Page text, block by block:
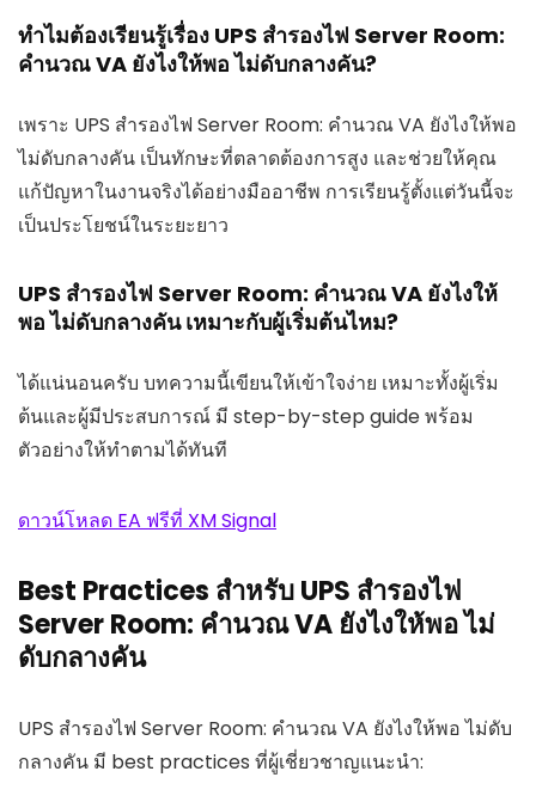
ทำไมต้องเรียนรู้เรื่อง UPS สำรองไฟ Server Room:
คำนวณ VA ยังไงให้พอ ไม่ดับกลางคัน?
เพราะ UPS สำรองไฟ Server Room: คำนวณ VA ยังไงให้พอ
ไม่ดับกลางคัน เป็นทักษะที่ตลาดต้องการสูง และช่วยให้คุณ
แก้ปัญหาในงานจริงได้อย่างมืออาชีพ การเรียนรู้ตั้งแต่วันนี้จะ
เป็นประโยชน์ในระยะยาว
UPS สำรองไฟ Server Room: คำนวณ VA ยังไงให้
พอ ไม่ดับกลางคัน เหมาะกับผู้เริ่มต้นไหม?
ได้แน่นอนครับ บทความนี้เขียนให้เข้าใจง่าย เหมาะทั้งผู้เริ่ม
ต้นและผู้มีประสบการณ์ มี step-by-step guide พร้อม
ตัวอย่างให้ทำตามได้ทันที
ดาวน์โหลด EA ฟรีที่ XM Signal
Best Practices สำหรับ UPS สำรองไฟ
Server Room: คำนวณ VA ยังไงให้พอ ไม่
ดับกลางคัน
UPS สำรองไฟ Server Room: คำนวณ VA ยังไงให้พอ ไม่ดับ
กลางคัน มี best practices ที่ผู้เชี่ยวชาญแนะนำ: